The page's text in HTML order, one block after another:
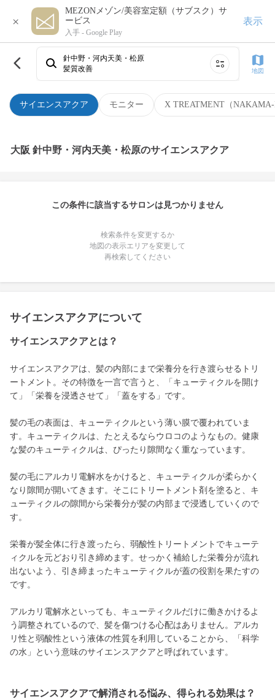
×
MEZONメゾン/美容室定額（サブスク）サ
ービス
入手 - Google Play
表示
サイエンスアクア モニター X TREATMENT（
針中野・河内天美・松原
髪質改善
地図
大阪 針中野・河内天美・松原のサイエンスアクア
この条件に該当するサロンは見つかりません
検索条件を変更するか
地図の表示エリアを変更して
再検索してください
サイエンスアクアについて
サイエンスアクアとは？
サイエンスアクアは、髪の内部にまで栄養分を行き渡らせるトリ
ートメント。その特徴を一言で言うと、「キューティクルを開け
て」「栄養を浸透させて」「蓋をする」です。
髪の毛の表面は、キューティクルという薄い膜で覆われていま
す。キューティクルは、たとえるならウロコのようなもの。健康
な髪のキューティクルは、ぴったり隙間なく重なっています。
髪の毛にアルカリ電解水をかけると、キューティクルが柔らかく
なり隙間が開いてきます。そこにトリートメント剤を塗ると、キ
ューティクルの隙間から栄養分が髪の内部まで浸透していくので
す。
栄養が髪全体に行き渡ったら、弱酸性トリートメントでキューテ
ィクルを元どおり引き締めます。せっかく補給した栄養分が流れ
出ないよう、引き締まったキューティクルが蓋の役割を果たすの
です。
アルカリ電解水といっても、キューティクルだけに働きかけるよ
う調整されているので、髪を傷つける心配はありません。アルカ
リ性と弱酸性という液体の性質を利用していることから、「科学
の水」という意味のサイエンスアクアと呼ばれています。
サイエンスアクアで解消される悩み、得られる効果は？